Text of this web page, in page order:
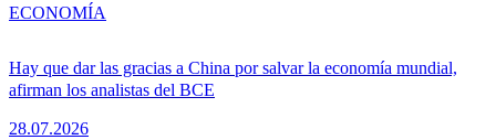
Hay que dar las gracias a China por salvar la economía mundial,
afirman los analistas del BCE
28.07.2026
ECONOMÍA